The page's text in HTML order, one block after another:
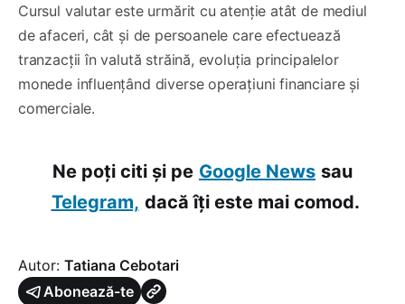
Cursul valutar este urmărit cu atenție atât de mediul
de afaceri, cât și de persoanele care efectuează
tranzacții în valută străină, evoluția principalelor
monede influențând diverse operațiuni financiare și
comerciale.
Ne poți citi și pe Google News sau
Telegram, dacă îți este mai comod.
Autor: Tatiana Cebotari
Abonează-te